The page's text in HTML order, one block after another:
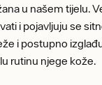
u našem tijelu.
​​i pojavljuju se
i postupno
rutinu njege kože.